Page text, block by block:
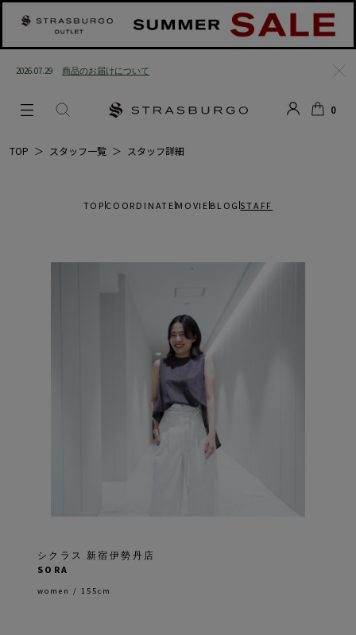
2026.07.29 商品のお届けについて
る
0
TOP ＞ スタッフ一覧 ＞ スタッフ詳細
TOP COORDINATE MOVIE BLOG STAFF
シクラス 新宿伊勢丹店
SORA
women / 155cm